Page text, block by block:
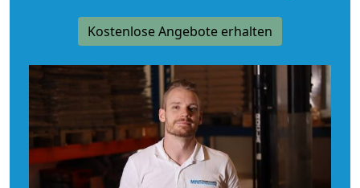
Kostenlose Angebote erhalten